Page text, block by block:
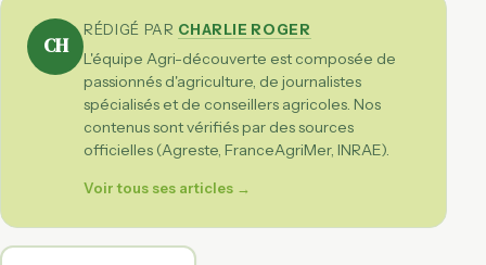
CH
RÉDIGÉ PAR CHARLIE ROGER
L'équipe Agri-découverte est composée de
passionnés d'agriculture, de journalistes
spécialisés et de conseillers agricoles. Nos
contenus sont vérifiés par des sources
officielles (Agreste, FranceAgriMer, INRAE).
Voir tous ses articles →